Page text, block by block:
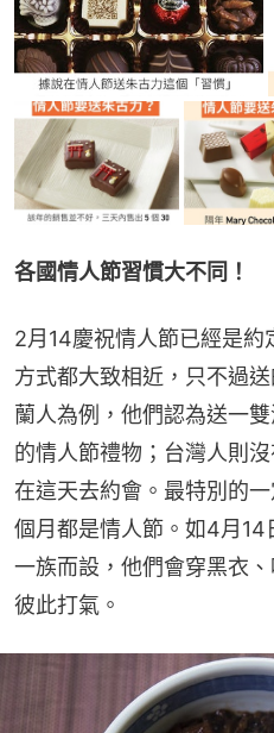
各國情人節習慣大不同！
2月14慶祝情人節已經是
方式都大致相近，只不過
蘭人為例，他們認為送一
的情人節禮物；台灣人則
在這天去約會。最特別的
個月都是情人節。如4月14
一族而設，他們會穿黑衣
彼此打氣。